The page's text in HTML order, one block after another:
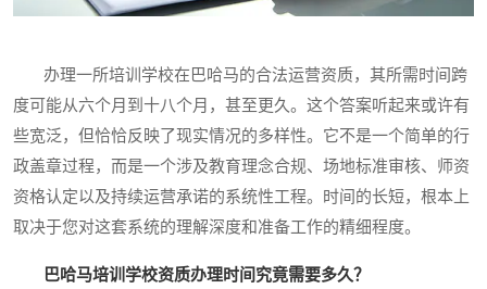
办理一所培训学校在巴哈马的合法运营资质，其所需时间跨
度可能从六个月到十八个月，甚至更久。这个答案听起来或许有
些宽泛，但恰恰反映了现实情况的多样性。它不是一个简单的行
政盖章过程，而是一个涉及教育理念合规、场地标准审核、师资
资格认定以及持续运营承诺的系统性工程。时间的长短，根本上
取决于您对这套系统的理解深度和准备工作的精细程度。
巴哈马培训学校资质办理时间究竟需要多久？